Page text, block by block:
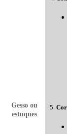
Gesso ou
estuques
5.